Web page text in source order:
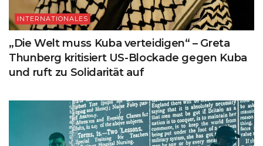
INTERNATIONALES
„Die Welt muss Kuba verteidigen“ – Greta
Thunberg kritisiert US-Blockade gegen Kuba
und ruft zu Solidarität auf